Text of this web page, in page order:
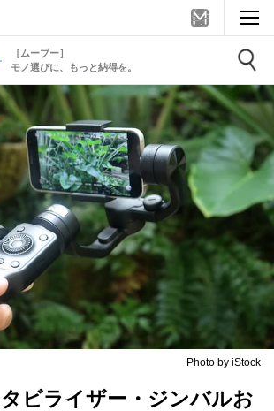
［ムーブー］
モノ選びに、もっと納得を。
Photo by iStock
ビライザー・ジンバルお